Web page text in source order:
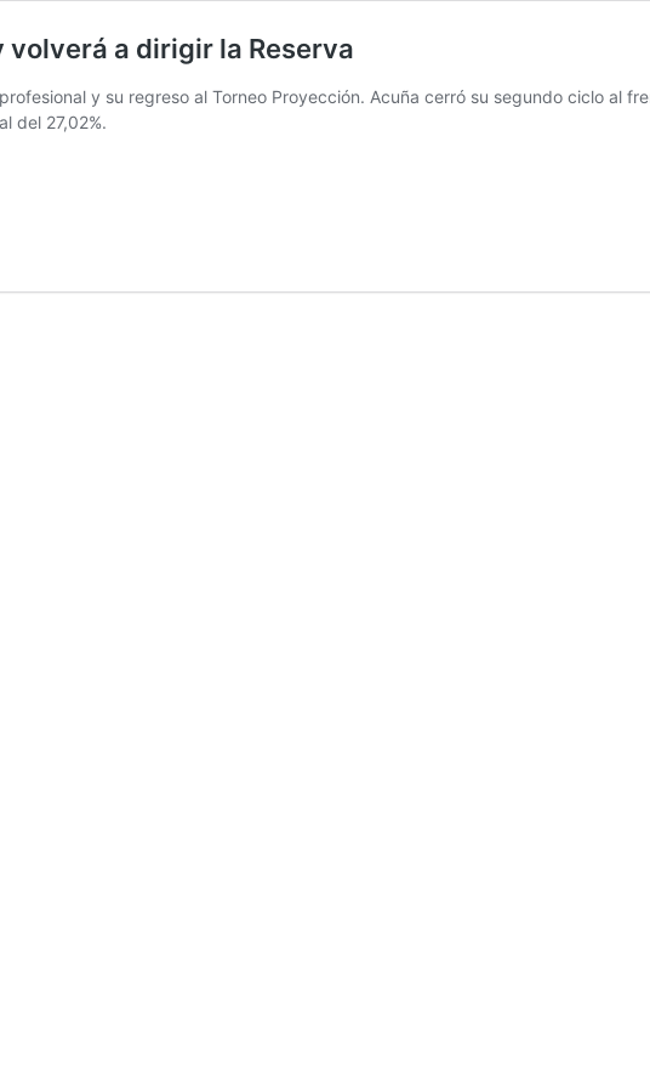
volverá a dirigir la Reserva
y su regreso al Torneo Proyección. Acuña cerró su segundo ciclo al
del 27,02%.